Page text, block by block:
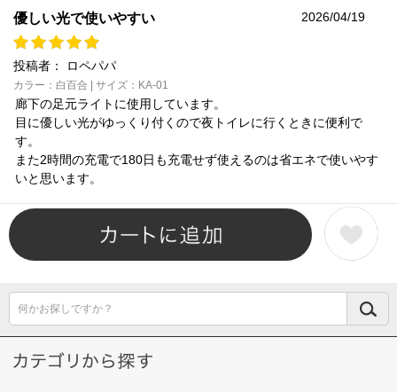
優しい光で使いやすい 2026/04/19
投稿者： ロペパパ
カラー：白百合 | サイズ：KA-01
廊下の足元ライトに使用しています。
目に優しい光がゆっくり付くので夜トイレに行くときに便利で
す。
また2時間の充電で180日も充電せず使えるのは省エネで使いやす
いと思います。
何かお探しですか？